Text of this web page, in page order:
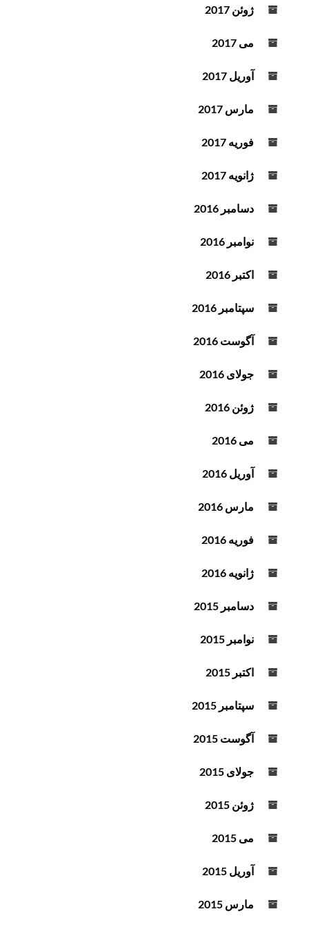
ژوئن 2017
می 2017
آوریل 2017
مارس 2017
فوریه 2017
ژانویه 2017
دسامبر 2016
نوامبر 2016
اکتبر 2016
سپتامبر 2016
آگوست 2016
جولای 2016
ژوئن 2016
می 2016
آوریل 2016
مارس 2016
فوریه 2016
ژانویه 2016
دسامبر 2015
نوامبر 2015
اکتبر 2015
سپتامبر 2015
آگوست 2015
جولای 2015
ژوئن 2015
می 2015
آوریل 2015
مارس 2015